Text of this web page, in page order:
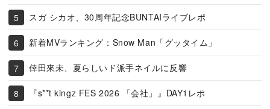
スガ シカオ、30周年記念BUNTAIライブレポ
新着MVランキング：Snow Man「グッタイム」
倖田來未、夏らしいド派手ネイルに反響
『s**t kingz FES 2026 「会社」』DAY1レポ